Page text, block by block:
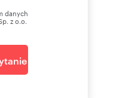
danych
z o.o.